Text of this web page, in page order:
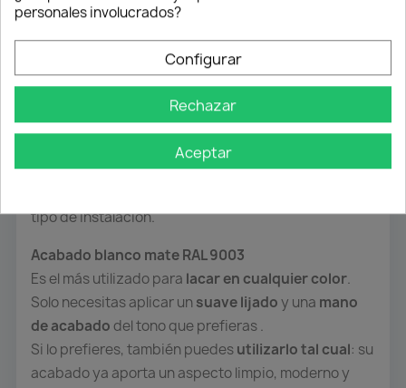
Detalles del producto
Dale a tu armario unmovimiento suave, preciso y
con un acabado impecablegracias a este
guías de 2 carriles, diseñado para ofrecer
tipo de instalación.
Acabado blanco mate RAL 9003
Es el más utilizado para lacar en cualquier color.
Solo necesitas aplicar un suave lijadoy una mano
de acabado del tono que prefieras.
Si lo prefieres, también puedesutilizarlo tal cual: su
acabado ya aporta un aspecto limpio, moderno y
personales involucrados?
Configurar
Rechazar
Aceptar